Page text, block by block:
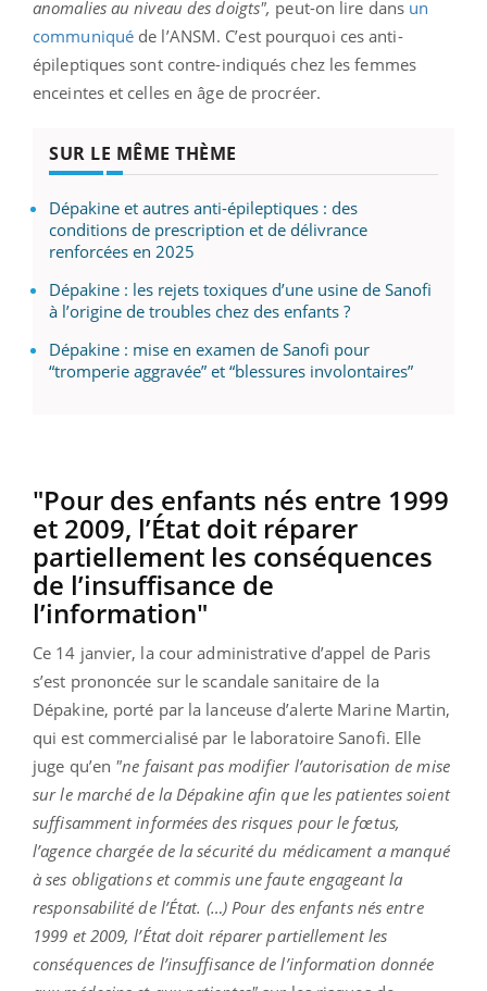
anomalies au niveau des doigts", peut-on lire dans un
communiqué de l’ANSM. C’est pourquoi ces anti-
épileptiques sont contre-indiqués chez les femmes
enceintes et celles en âge de procréer.
SUR LE MÊME THÈME
Dépakine et autres anti-épileptiques : des
conditions de prescription et de délivrance
renforcées en 2025
Dépakine : les rejets toxiques d’une usine de Sanofi
à l’origine de troubles chez des enfants ?
Dépakine : mise en examen de Sanofi pour
“tromperie aggravée” et “blessures involontaires”
"Pour des enfants nés entre 1999
et 2009, l’État doit réparer
partiellement les conséquences
de l’insuffisance de
l’information"
Ce 14 janvier, la cour administrative d’appel de Paris
s’est prononcée sur le scandale sanitaire de la
Dépakine, porté par la lanceuse d’alerte Marine Martin,
qui est commercialisé par le laboratoire Sanofi. Elle
juge qu’en "ne faisant pas modifier l’autorisation de mise
sur le marché de la Dépakine afin que les patientes soient
suffisamment informées des risques pour le fœtus,
l’agence chargée de la sécurité du médicament a manqué
à ses obligations et commis une faute engageant la
responsabilité de l’État. (…) Pour des enfants nés entre
1999 et 2009, l’État doit réparer partiellement les
conséquences de l’insuffisance de l’information donnée